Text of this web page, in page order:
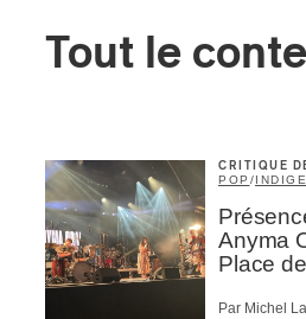
Tout le
CRITIQUE
POP /
Anyma
Place
Par Michel